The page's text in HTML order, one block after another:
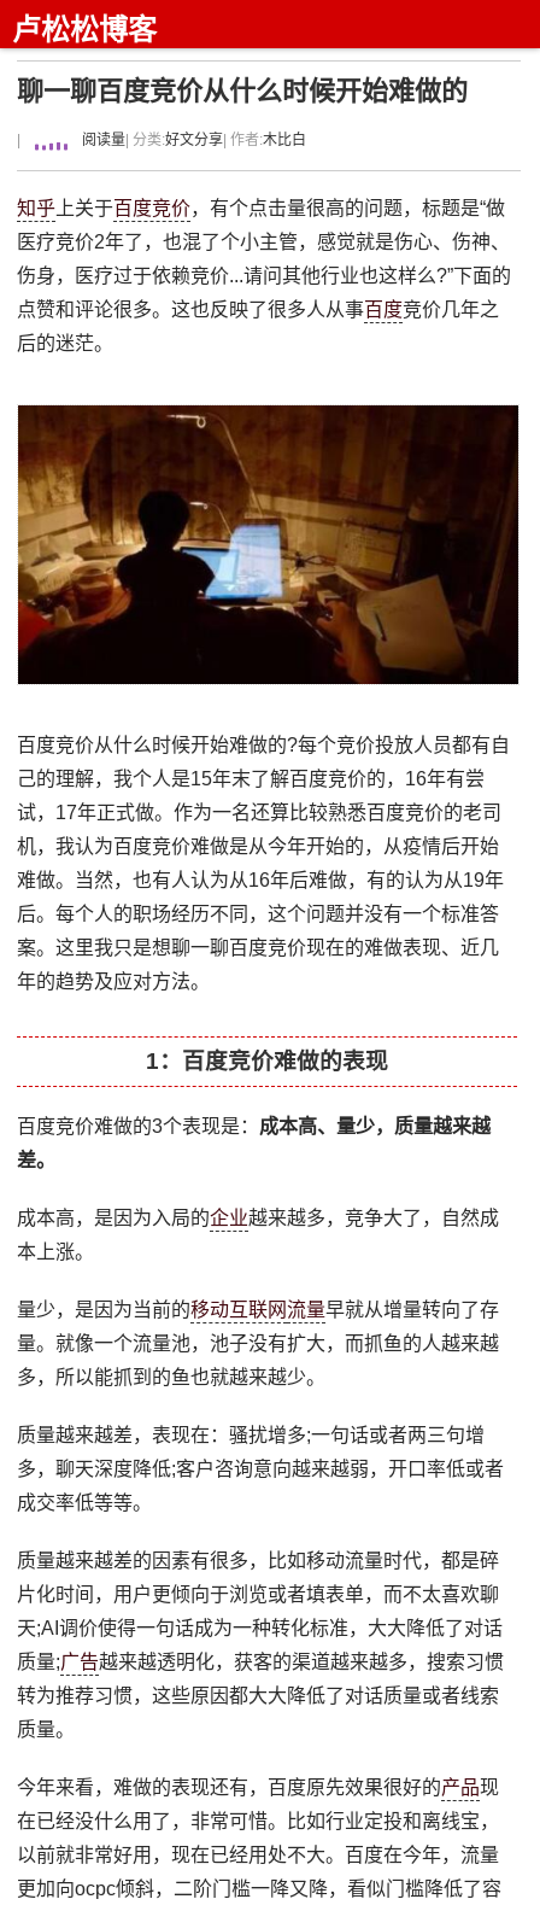
卢松松博客
聊一聊百度竞价从什么时候开始难做的
阅读量 | 分类:好文分享 | 作者:木比白
知乎 上关于百度竞价，有个点击量很高的问题，标题是“做
医疗竞价2年了，也混了个小主管，感觉就是伤心、伤神、
伤身，医疗过于依赖竞价...请问其他行业也这样么?”下面的
点赞和评论很多。这也反映了很多人从事百度竞价几年之
后的迷茫。
百度竞价从什么时候开始难做的?每个竞价投放人员都有自
己的理解，我个人是15年末了解百度竞价的，16年有尝
试，17年正式做。作为一名还算比较熟悉百度竞价的老司
机，我认为百度竞价难做是从今年开始的，从疫情后开始
难做。当然，也有人认为从16年后难做，有的认为从19年
后。每个人的职场经历不同，这个问题并没有一个标准答
案。这里我只是想聊一聊百度竞价现在的难做表现、近几
年的趋势及应对方法。
1：百度竞价难做的表现
百度竞价难做的3个表现是： 成本高、量少，质量越来越
差。
成本高，是因为入局的企业越来越多，竞争大了，自然成
本上涨。
量少，是因为当前的移动互联网流量早就从增量转向了存
量。就像一个流量池，池子没有扩大，而抓鱼的人越来越
多，所以能抓到的鱼也就越来越少。
质量越来越差，表现在：骚扰增多;一句话或者两三句增
多，聊天深度降低;客户咨询意向越来越弱，开口率低或者
成交率低等等。
质量越来越差的因素有很多，比如移动流量时代，都是碎
片化时间，用户更倾向于浏览或者填表单，而不太喜欢聊
天;AI调价使得一句话成为一种转化标准，大大降低了对话
质量;广告越来越透明化，获客的渠道越来越多，搜索习惯
转为推荐习惯，这些原因都大大降低了对话质量或者线索
质量。
今年来看，难做的表现还有，百度原先效果很好的产品现
在已经没什么用了，非常可惜。比如行业定投和离线宝，
以前就非常好用，现在已经用处不大。百度在今年，流量
更加向ocpc倾斜，二阶门槛一降又降，看似门槛降低了容